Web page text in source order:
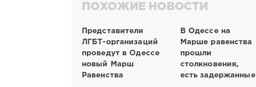
ПОХОЖИЕ НОВОСТИ
Представители
ЛГБТ-организаций
проведут в Одессе
новый Марш
Равенства
В Одессе на
Марше равенства
прошли
столкновения,
есть задержанные